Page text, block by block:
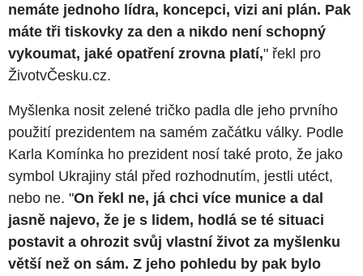
nemáte jednoho lídra, koncepci, vizi ani plán. Pak
máte tři tiskovky za den a nikdo není schopný
vykoumat, jaké opatření zrovna platí," řekl pro
ŽivotvČesku.cz.
Myšlenka nosit zelené tričko padla dle jeho prvního
použití prezidentem na samém začátku války. Podle
Karla Komínka ho prezident nosí také proto, že jako
symbol Ukrajiny stál před rozhodnutím, jestli utéct,
nebo ne. "On řekl ne, já chci více munice a dal
jasně najevo, že je s lidem, hodlá se té situaci
postavit a ohrozit svůj vlastní život za myšlenku
větší než on sám. Z jeho pohledu by pak bylo